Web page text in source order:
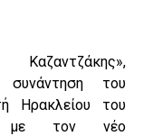
συνάντηση του
Ηρακλείου του
με τον νέο